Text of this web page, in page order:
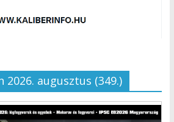
2026. augusztus (349.)